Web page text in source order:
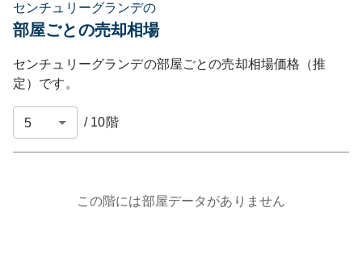
センチュリーグランデの
部屋ごとの売却相場
センチュリーグランデの部屋ごとの売却相場価格（推
定）です。
/ 10階
この階には部屋データがありません